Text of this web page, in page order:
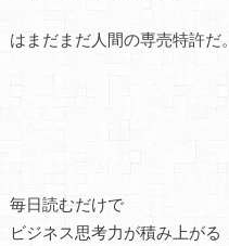
はまだまだ人間の専売特許だ。
毎日読むだけで
ビジネス思考力が積み上がる